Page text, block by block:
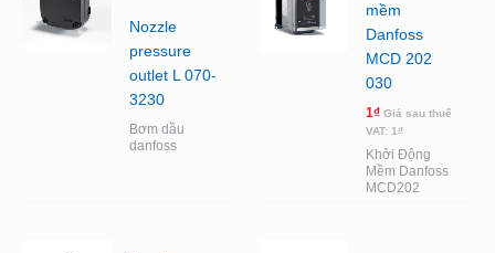
Nozzle
pressure
outlet L 070-
3230
Bơm dầu
danfoss
mềm
Danfoss
MCD 202
030
1₫ Giá sau thuế
VAT: 1₫
Khởi Động
Mềm Danfoss
MCD202